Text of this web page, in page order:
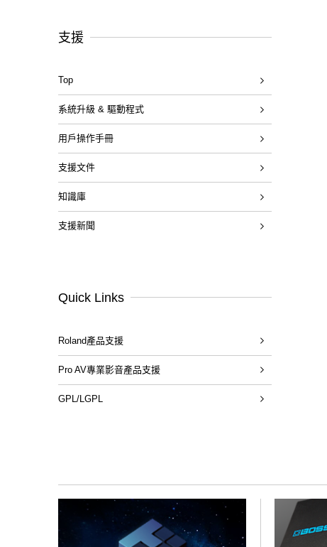
支援
Top
系統升級 & 驅動程式
用戶操作手冊
支援文件
知識庫
支援新聞
Quick Links
Roland產品支援
Pro AV專業影音產品支援
GPL/LGPL